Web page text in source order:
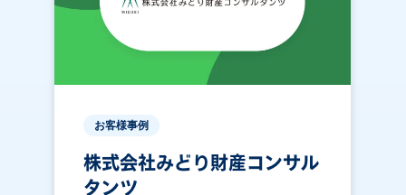
お客様事例
株式会社みどり財産コンサル
タンツ